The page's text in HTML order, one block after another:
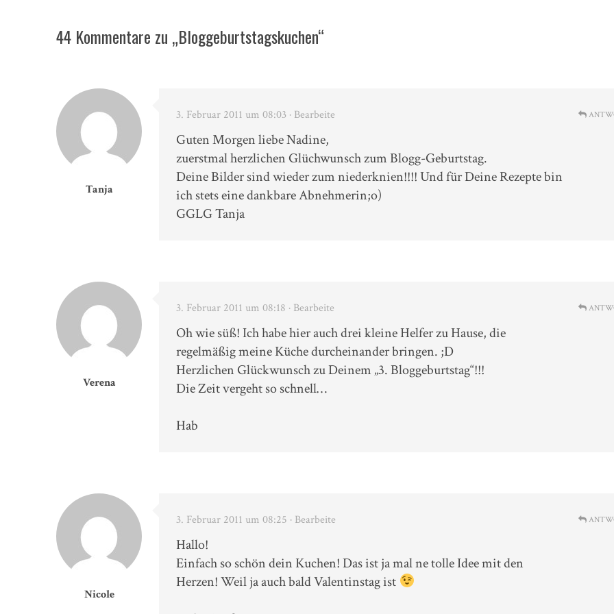
44 Kommentare zu „Bloggeburtstagskuchen“
Tanja
3. Februar 2011 um 08:03 · Bearbeite
Guten Morgen liebe Nadine,
zuerstmal herzlichen Glüchwunsch zum Blogg-Geburtstag.
Deine Bilder sind wieder zum niederknien!!!! Und für Deine Rezepte bin
ich stets eine dankbare Abnehmerin;o)
GGLG Tanja
Verena
3. Februar 2011 um 08:18 · Bearbeite
Oh wie süß! Ich habe hier auch drei kleine Helfer zu Hause, die
regelmäßig meine Küche durcheinander bringen. ;D
Herzlichen Glückwunsch zu Deinem „3. Bloggeburtstag“!!!
Die Zeit vergeht so schnell…
Hab
Nicole
3. Februar 2011 um 08:25 · Bearbeite
Hallo!
Einfach so schön dein Kuchen! Das ist ja mal ne tolle Idee mit den
Herzen! Weil ja auch bald Valentinstag ist